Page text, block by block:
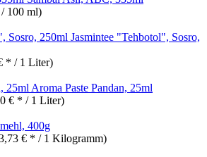
100 ml)
Jasmintee "Tehbotol", Sosro,
* / 1 Liter)
Aroma Paste Pandan, 25ml
€ * / 1 Liter)
400g
€ * / 1 Kilogramm)